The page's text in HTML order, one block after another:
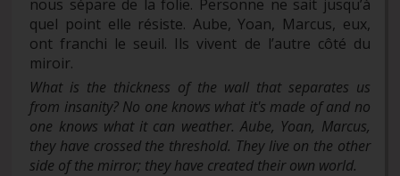
nous sépare de la folie. Personne ne sait jusqu’à
quel point elle résiste. Aube, Yoan, Marcus, eux,
ont franchi le seuil. Ils vivent de l’autre côté du
miroir.
What is the thickness of the wall that separates us
from insanity? No one knows what it's made of and no
one knows what it can weather. Aube, Yoan, Marcus,
they have crossed the threshold. They live on the other
side of the mirror; they have created their own world.